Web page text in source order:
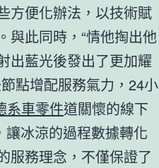
便化辦法，以技術賦
與此同時，“情他掏出他
出藍光後發出了更加耀
點增配服務氣力，24小
系車零件道關懷的線下
讓冰涼的過程數據轉化
服務理念，不僅保證了